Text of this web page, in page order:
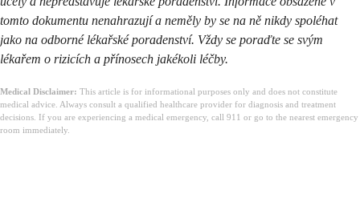
tomto dokumentu nenahrazují a neměly by se na ně nikdy spoléhat
jako na odborné lékařské poradenství. Vždy se poraďte se svým
lékařem o rizicích a přínosech jakékoli léčby.
Medical Disclaimer: This article is for informational purposes only and does not constitute
medical advice. Always consult a qualified healthcare provider for diagnosis and treatment
decisions. If you are experiencing a medical emergency, call 911 or go to the nearest emergency
room immediately.